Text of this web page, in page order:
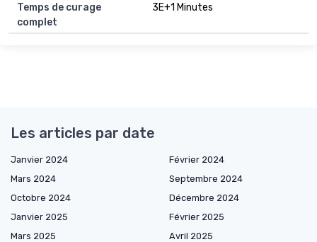
Temps de curage
complet
3E+1 Minutes
Les articles par date
Janvier 2024
Février 2024
Mars 2024
Septembre 2024
Octobre 2024
Décembre 2024
Janvier 2025
Février 2025
Mars 2025
Avril 2025